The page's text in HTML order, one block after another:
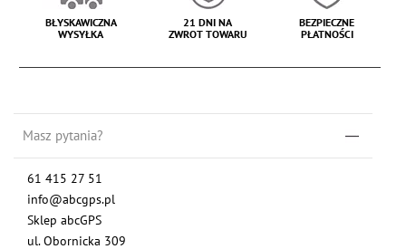
BŁYSKAWICZNA
WYSYŁKA
21 DNI NA
ZWROT TOWARU
BEZPIECZNE
PŁATNOŚCI
Masz pytania?
61 415 27 51
info@abcgps.pl
Sklep abcGPS
ul. Obornicka 309